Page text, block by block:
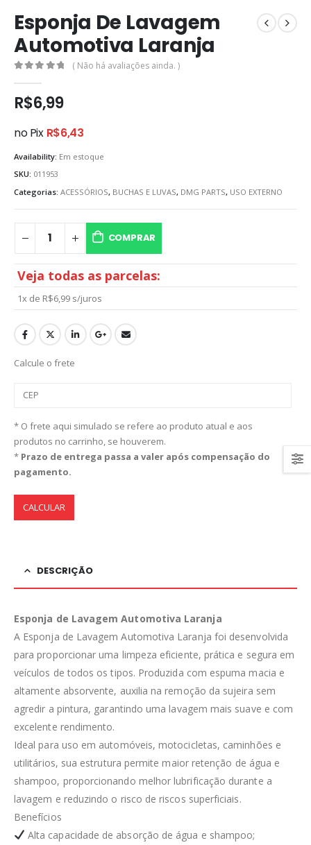
Esponja De Lavagem
Automotiva Laranja
( Não há avaliações ainda. )
R$6,99
no Pix R$6,43
Availability: Em estoque
SKU: 011953
Categorias: ACESSÓRIOS, BUCHAS E LUVAS, DMG PARTS, USO EXTERNO
COMPRAR
Veja todas as parcelas:
1x de R$6,99 s/juros
Calcule o frete
* O frete aqui simulado se refere ao produto atual e aos
produtos no carrinho, se houverem.
* Prazo de entrega passa a valer após compensação do
pagamento.
CALCULAR
DESCRIÇÃO
Esponja de Lavagem Automotiva Laranja
A Esponja de Lavagem Automotiva Laranja foi desenvolvida
para proporcionar uma limpeza eficiente, prática e segura em
veículos de todos os tipos. Produzida com espuma macia e
altamente absorvente, auxilia na remoção da sujeira sem
agredir a pintura, garantindo uma lavagem mais suave e com
excelente rendimento.
Ideal para uso em automóveis, motocicletas, caminhões e
utilitários, sua estrutura permite maior retenção de água e
shampoo, proporcionando melhor lubrificação durante a
lavagem e reduzindo o risco de riscos superficiais.
Benefícios
Alta capacidade de absorção de água e shampoo;